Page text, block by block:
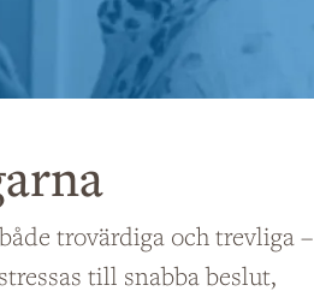
trovärdiga och trevliga –
till snabba beslut,